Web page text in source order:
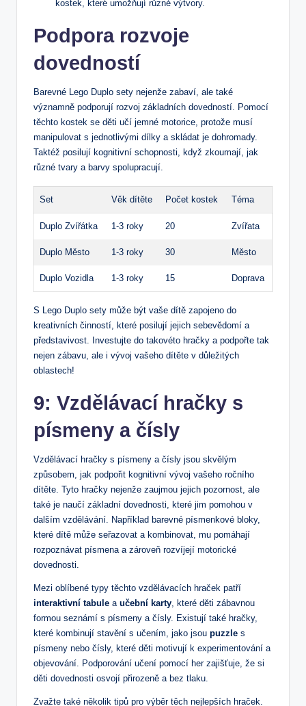
kostek, které umožňují různé výtvory.
Podpora rozvoje
dovedností
Barevné Lego Duplo sety nejenže zabaví, ale také
významně podporují rozvoj základních dovedností. Pomocí
těchto⁤ kostek se děti⁣ učí jemné motorice, ⁢protože musí
manipulovat s jednotlivými ⁢dílky a‍ skládat je dohromady.⁣
Taktéž posilují kognitivní schopnosti, když zkoumají, jak
⁣různé tvary a barvy spolupracují.
Set Věk ⁢dítěte Počet kostek Téma
Duplo Zvířátka 1-3 roky 20 Zvířata
Duplo​ Město 1-3 roky 30 Město
Duplo Vozidla 1-3 roky 15 Doprava
S Lego Duplo sety může být​ vaše dítě zapojeno do
⁢kreativních činností, které posilují jejich sebevědomí a
představivost.‌ Investujte ‍do takovéto hračky a ‌podpořte tak
⁢nejen zábavu, ale ​i vývoj vašeho ⁢dítěte v důležitých
oblastech!
9: Vzdělávací ‌hračky ​s
písmeny a čísly
Vzdělávací hračky s písmeny a čísly ⁣jsou‍ skvělým
způsobem, jak ⁣podpořit‍ kognitivní vývoj vašeho ročního
⁣dítěte. Tyto hračky ⁤nejenže zaujmou jejich pozornost, ale
také ​je naučí základní dovednosti,⁣ které jim pomohou v
‍dalším vzdělávání. Například barevné písmenkové bloky,
‍které⁣ dítě může seřazovat ​a kombinovat, mu pomáhají‌
rozpoznávat ⁣písmena a zároveň rozvíjejí motorické
dovednosti.
Mezi oblíbené​ typy těchto vzdělávacích hraček patří
interaktivní ​tabule a⁢ učební karty , které děti zábavnou
⁢formou ⁤seznámí s písmeny a čísly. Existují ‍také hračky,
⁣které kombinují stavění s učením, ​jako jsou puzzle s
písmeny ‍nebo čísly, které ⁤děti motivují⁣ k experimentování a
objevování. Podporování učení pomocí her ⁣zajišťuje, že si
děti dovednosti osvojí přirozeně a bez⁣ tlaku.
Zvažte také několik⁣ tipů pro výběr těch nejlepších hraček.